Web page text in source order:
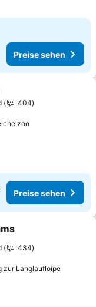
Preise sehen
hinzufügen
404
Preise sehen
hinzufügen
434
zur Langlaufloipe